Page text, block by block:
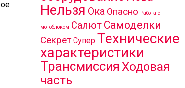
Нельзя Ока Опасно Работа с
мотоблоком Салют Самоделки
Секрет Супер Технические
характеристики
Трансмиссия Ходовая
часть